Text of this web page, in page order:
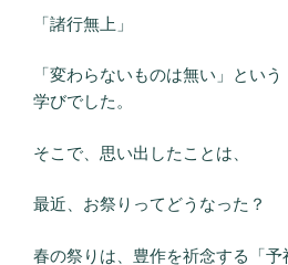
「諸行無上」
「変わらないものは無い」という
学びでした。
そこで、思い出したことは、
最近、お祭りってどうなった？
春の祭りは、豊作を祈念する「予